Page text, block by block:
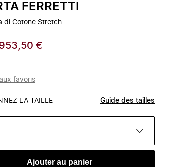
FERRETTI
di Cotone Stretch
€
favoris
LA TAILLE Guide des tailles
Ajouter au panier